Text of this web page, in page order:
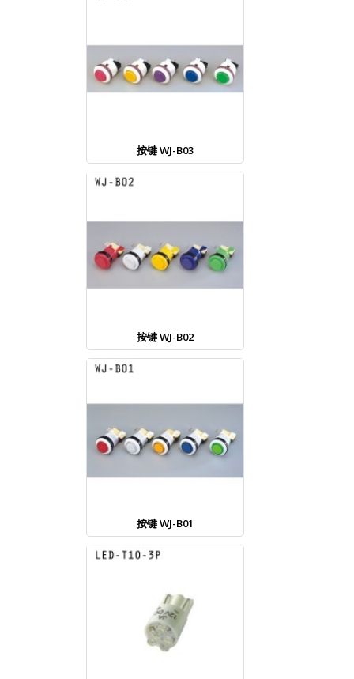
按键 WJ-B03
按键 WJ-B02
按键 WJ-B01